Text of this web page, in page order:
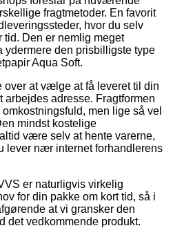
fragtmetoder. En favorit
hvor du selv
tid. Den er nemlig meget
ydermere den prisbilligste type
Aqua Soft.
at vælge at få leveret til din
adresse. Fragtformen
men lige så vel
mindst kostelige
være selv at hente varerne,
lever nær internet forhandlerens
er naturligvis virkelig
for din pakke om kort tid, så i
at vi gransker den
det vedkommende produkt.